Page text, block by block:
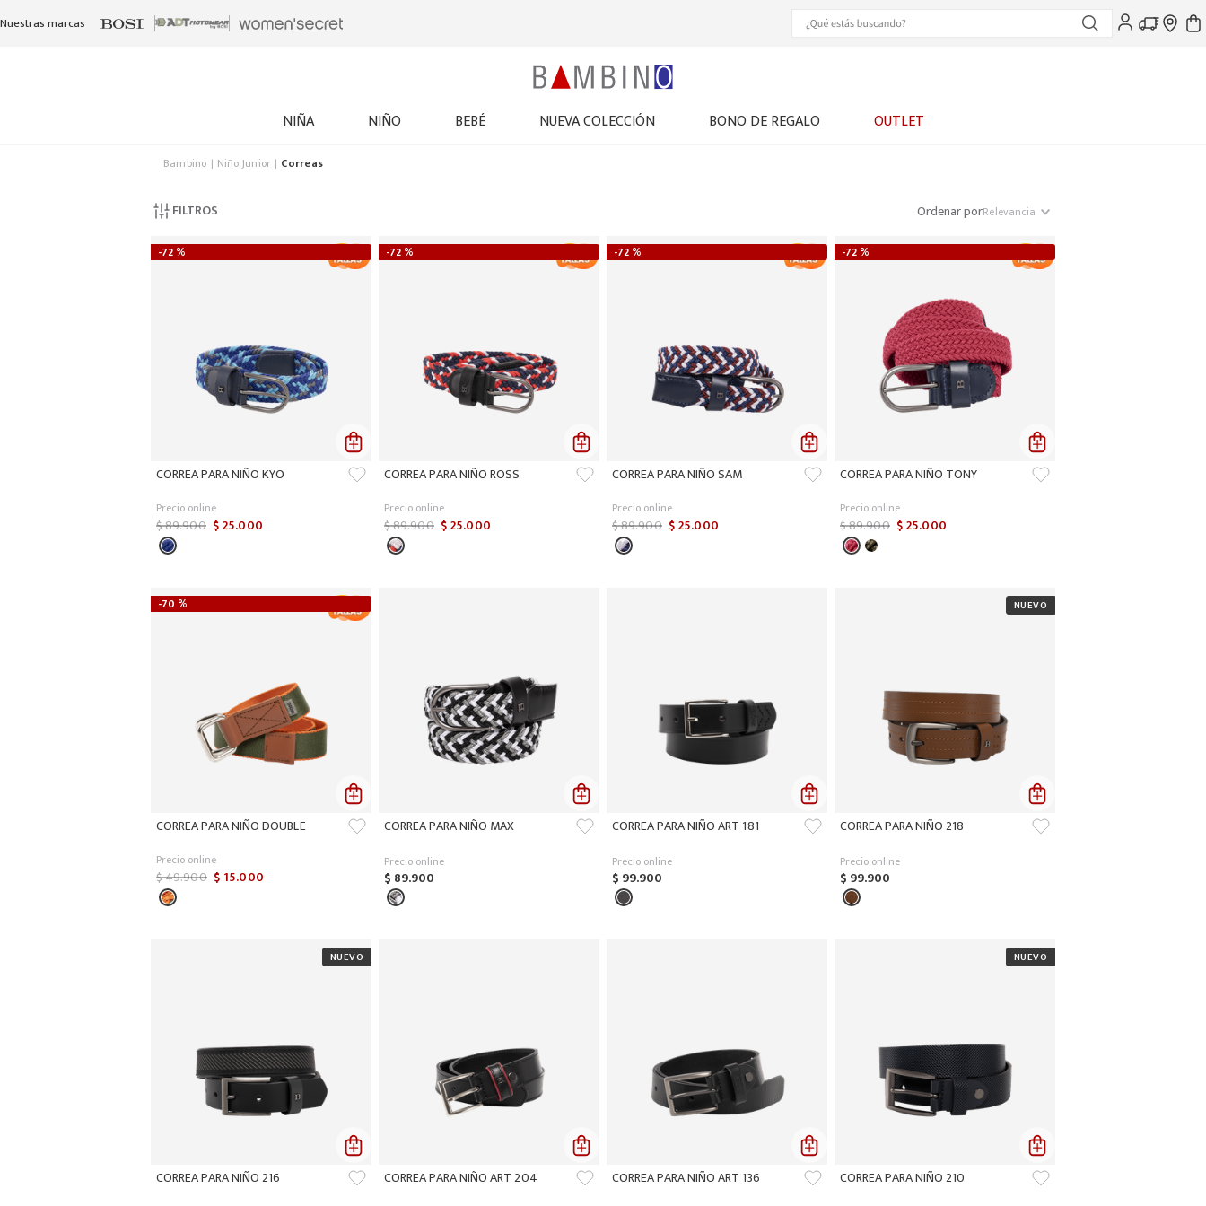
Nuestras marcas
NIÑA NIÑO BEBÉ NUEVA COLECCIÓN BONO DE REGALO OUTLET
Bambino Niño Junior Correas
FILTROS Ordenar porRelevancia
-72 %
CORREA PARA NIÑO KYO
Precio online
$89.900 $25.000
-72 %
CORREA PARA NIÑO ROSS
Precio online
$89.900 $25.000
-72 %
CORREA PARA NIÑO SAM
Precio online
$89.900 $25.000
-72 %
CORREA PARA NIÑO TONY
Precio online
$89.900 $25.000
-70 %
CORREA PARA NIÑO DOUBLE
Precio online
$49.900 $ 15.000
CORREA PARA NIÑO MAX
Precio online
$ 89.900
CORREA PARA NIÑO ART 181
Precio online
$ 99.900
CORREA PARA NIÑO 218
Precio online
$ 99.900
CORREA PARA NIÑO 216 CORREA PARA NIÑO ART 204 CORREA PARA NIÑO ART 136 CORREA PARA NIÑO 210